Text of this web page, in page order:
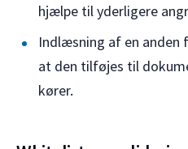
hjælpe til yderligere
Indlæsning af en
at den tilføjes til
kører.